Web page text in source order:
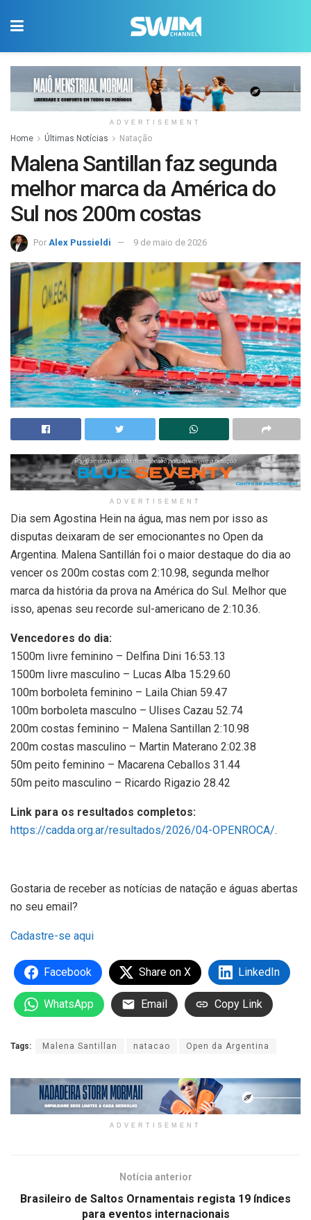
ADVERTISEMENT
Home Últimas Notícias Natação
Malena Santillan faz segunda
melhor marca da América do
Sul nos 200m costas
Por Alex Pussieldi 9 de maio de 2026
ADVERTISEMENT
Dia sem Agostina Hein na água, mas nem por isso as
disputas deixaram de ser emocionantes no Open da
Argentina. Malena Santillán foi o maior destaque do dia ao
vencer os 200m costas com 2:10.98, segunda melhor
marca da história da prova na América do Sul. Melhor que
isso, apenas seu recorde sul-americano de 2:10.36.
Vencedores do dia:
1500m livre feminino – Delfina Dini 16:53.13
1500m livre masculino – Lucas Alba 15:29.60
100m borboleta feminino – Laila Chian 59.47
100m borboleta masculno – Ulises Cazau 52.74
200m costas feminino – Malena Santillan 2:10.98
200m costas masculino – Martin Materano 2:02.38
50m peito feminino – Macarena Ceballos 31.44
50m peito masculino – Ricardo Rigazio 28.42
Link para os resultados completos:
https://cadda.org.ar/resultados/2026/04-OPENROCA/.
Gostaria de receber as notícias de natação e águas abertas
no seu email?
Cadastre-se aqui
Facebook Share on X LinkedIn
WhatsApp Email Copy Link
Tags: Malena Santillan natacao Open da Argentina
ADVERTISEMENT
Notícia anterior
Brasileiro de Saltos Ornamentais regista 19 índices
para eventos internacionais